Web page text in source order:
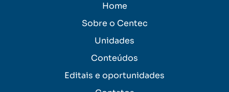
Home
Sobre o Centec
Unidades
Conteúdos
Editais e oportunidades